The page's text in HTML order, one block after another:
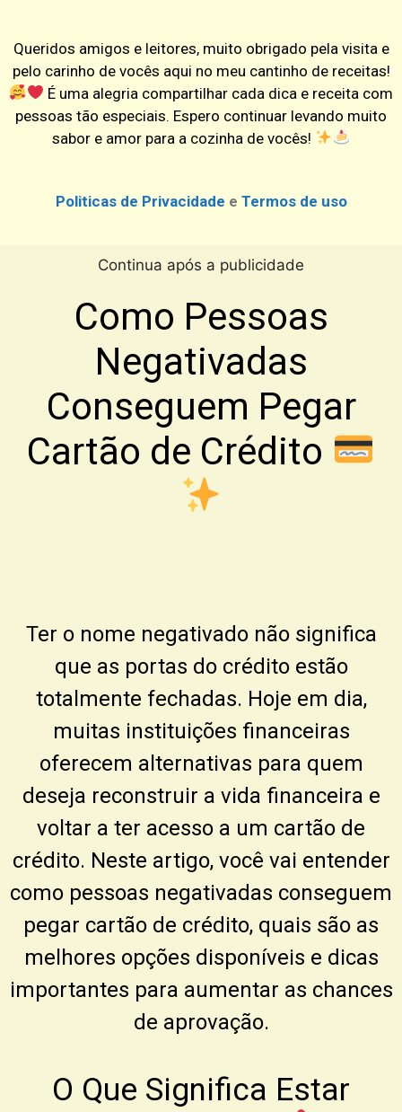
Queridos amigos e leitores, muito obrigado pela visita e
pelo carinho de vocês aqui no meu cantinho de receitas!
É uma alegria compartilhar cada dica e receita com
pessoas tão especiais. Espero continuar levando muito
sabor e amor para a cozinha de vocês!
Politicas de Privacidade e Termos de uso
Continua após a publicidade
Como Pessoas
Negativadas
Conseguem Pegar
Cartão de Crédito
Ter o nome negativado não significa
que as portas do crédito estão
totalmente fechadas. Hoje em dia,
muitas instituições financeiras
oferecem alternativas para quem
deseja reconstruir a vida financeira e
voltar a ter acesso a um cartão de
crédito. Neste artigo, você vai entender
como pessoas negativadas conseguem
pegar cartão de crédito, quais são as
melhores opções disponíveis e dicas
importantes para aumentar as chances
de aprovação.
O Que Significa Estar